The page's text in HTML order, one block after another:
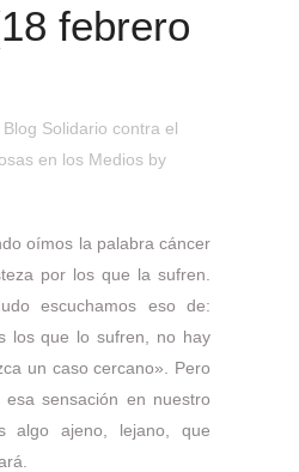
febrero
Blog Solidario contra el
en los Medios by
oímos la palabra cáncer
por los que la sufren.
escuchamos eso de:
los que lo sufren, no hay
un caso cercano». Pero
sensación en nuestro
algo ajeno, lejano, que